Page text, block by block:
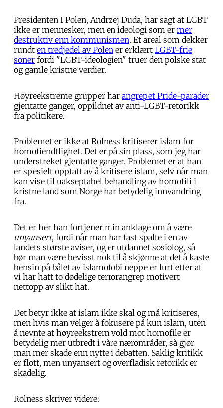
Presidenten I Polen, Andrzej Duda, har sagt at LGBT
ikke er mennesker, men en ideologi som er mer
destruktiv enn kommunismen. Et areal som dekker
rundt en tredjedel av Polen er erklært LGBT-frie
soner fordi "LGBT-ideologien" truer den polske stat
og gamle kristne verdier.
Høyreekstreme grupper har angrepet Pride-parader
gjentatte ganger, oppildnet av anti-LGBT-retorikk
fra politikere.
Problemet er ikke at Rolness kritiserer islam for
homofiendtlighet. Det er på sin plass, som jeg har
understreket gjentatte ganger. Problemet er at han
er spesielt opptatt av å kritisere islam, selv når man
kan vise til uakseptabel behandling av homofili i
kristne land som Norge har betydelig innvandring
fra.
Det er her han fortjener min anklage om å være
unyansert, fordi når man har fast spalte i en av
landets største aviser, og er utdannet sosiolog, så
bør man være bevisst nok til å skjønne at det å kaste
bensin på bålet av islamofobi neppe er lurt etter at
vi har hatt to dødelige terrorangrep motivert
nettopp av slikt hat.
Det betyr ikke at islam ikke skal og må kritiseres,
men hvis man velger å fokusere på kun islam, uten
å nevnte at høyreekstrem vold mot homofile er
betydelig mer utbredt i våre nærområder, så gjør
man mer skade enn nytte i debatten. Saklig kritikk
er flott, men unyansert og overfladisk retorikk er
skadelig.
Rolness skriver videre: